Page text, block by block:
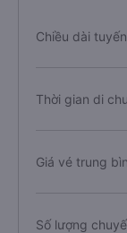
Chiều dài
Thời gian di
Giá vé trung
Số lượng